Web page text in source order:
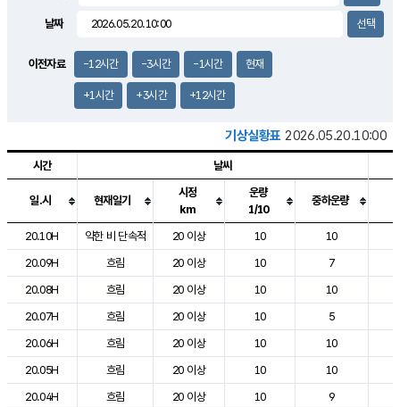
4.3m/s
날짜
이전자료 -12시간 -3시간 -1시간 현재
+1시간 +3시간 +12시간
기상실황표 2026.05.20.10:00
도시별 기상실황표로 지점, 날씨, 기온, 강수, 바람, 기압등을 안내한 표입
시간 날씨
일.시 현재일기
시정
km
운량
1/10
중하운량
20.10H
약한 비 단속적 20 이상 10 10
20.09H
흐림 20 이상 10 7
20.08H
흐림 20 이상 10 10
20.07H
흐림 20 이상 10 5
20.06H
흐림 20 이상 10 10
20.05H
흐림 20 이상 10 10
20.04H
흐림 20 이상 10 9